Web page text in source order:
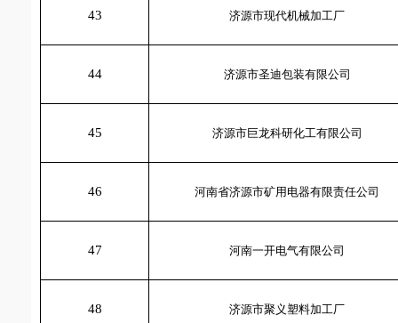
43 济源市现代机械加工厂
44 济源市圣迪包装有限公司
45 济源市巨龙科研化工有限公司
46 河南省济源市矿用电器有限责任公司
47 河南一开电气有限公司
48 济源市聚义塑料加工厂